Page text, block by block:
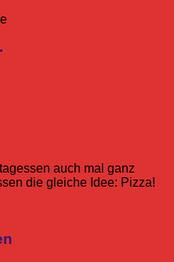
auch mal ganz
die gleiche Idee: Pizza!